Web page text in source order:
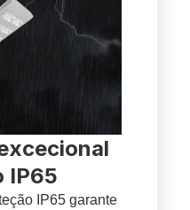
IP65
IP65 garante